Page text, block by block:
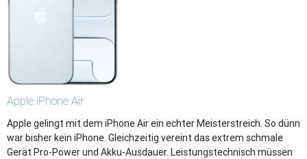
Apple iPhone Air
Apple gelingt mit dem iPhone Air ein echter Meisterstreich. So dünn
war bisher kein iPhone. Gleichzeitig vereint das extrem schmale
Gerät Pro-Power und Akku-Ausdauer. Leistungstechnisch müssen